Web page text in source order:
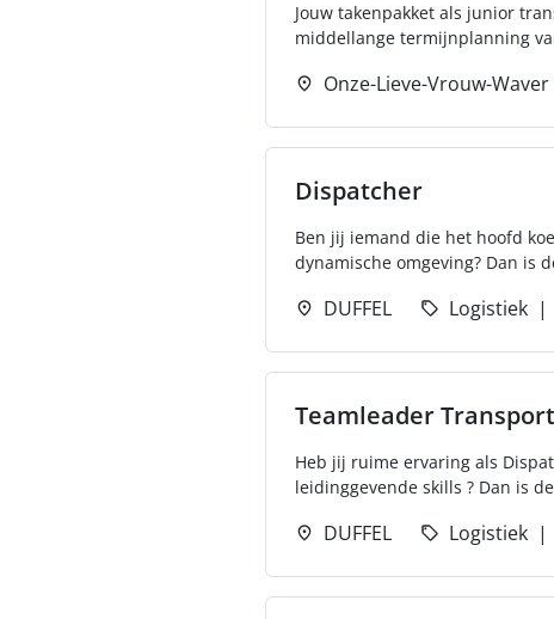
Jouw takenpakket als junior
middellange termijnplanning
Onze-Lieve-Vrouw-Waver
Dispatcher
Ben jij iemand die het hoofd
dynamische omgeving? Dan is
DUFFEL Logistiek
Teamleader
Heb jij ruime ervaring als
leidinggevende skills ? Dan is
DUFFEL Logistiek